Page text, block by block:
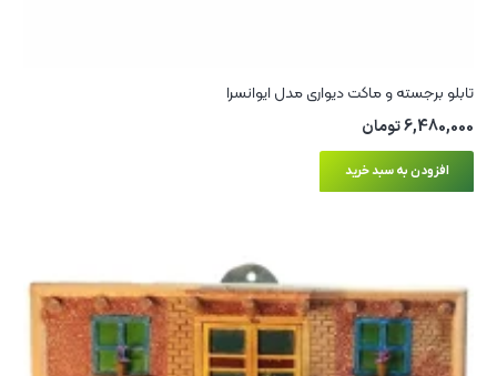
تابلو برجسته و ماکت دیواری مدل ایوانسرا
6,480,000تومان
افزودن به سبد خرید